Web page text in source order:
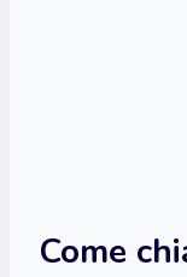
Come